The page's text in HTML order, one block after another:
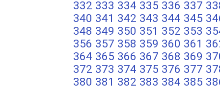
332 333 334 335 336 337
340 341 342 343 344 345
348 349 350 351 352 353
356 357 358 359 360 361
364 365 366 367 368 369
372 373 374 375 376 377
380 381 382 383 384 385